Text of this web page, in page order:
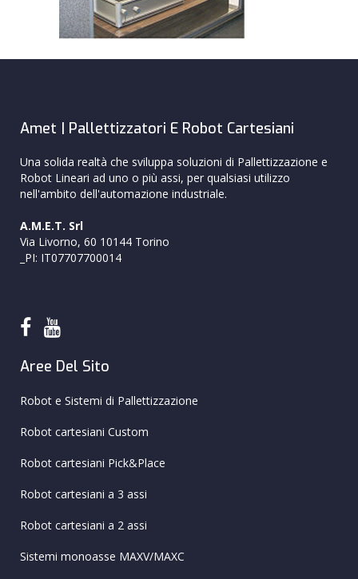
Amet | Pallettizzatori E Robot Cartesiani
Una solida realtà che sviluppa soluzioni di Pallettizzazione e
Robot Lineari ad uno o più assi, per qualsiasi utilizzo
nell'ambito dell'automazione industriale.
A.M.E.T. Srl
Via Livorno, 60 10144 Torino
_PI: IT07707700014
Aree Del Sito
Robot e Sistemi di Pallettizzazione
Robot cartesiani Custom
Robot cartesiani Pick&Place
Robot cartesiani a 3 assi
Robot cartesiani a 2 assi
Sistemi monoasse MAXV/MAXC